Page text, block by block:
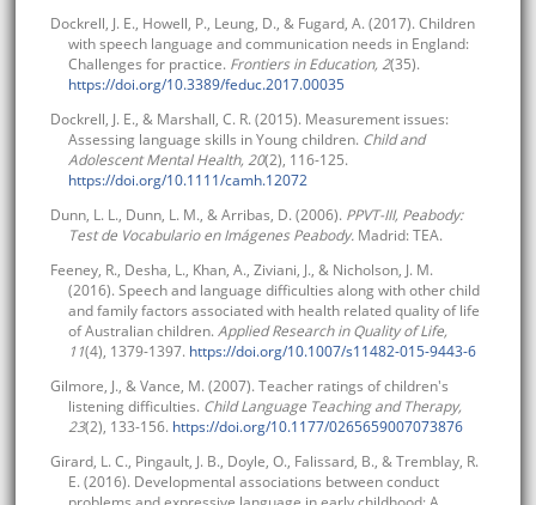
Dockrell, J. E., Howell, P., Leung, D., & Fugard, A. (2017). Children
with speech language and communication needs in England:
Challenges for practice. Frontiers in Education, 2(35).
https://doi.org/10.3389/feduc.2017.00035
Dockrell, J. E., & Marshall, C. R. (2015). Measurement issues:
Assessing language skills in Young children. Child and
Adolescent Mental Health, 20(2), 116-125.
https://doi.org/10.1111/camh.12072
Dunn, L. L., Dunn, L. M., & Arribas, D. (2006). PPVT-III, Peabody:
Test de Vocabulario en Imágenes Peabody.Madrid: TEA.
Feeney, R., Desha, L., Khan, A., Ziviani, J., & Nicholson, J. M.
(2016). Speech and language difficulties along with other child
and family factors associated with health related quality of life
of Australian children. Applied Research in Quality of Life,
11(4), 1379-1397. https://doi.org/10.1007/s11482-015-9443-6
Gilmore, J., & Vance, M. (2007). Teacher ratings of children's
listening difficulties. Child Language Teaching and Therapy,
23(2), 133-156. https://doi.org/10.1177/0265659007073876
Girard, L. C., Pingault, J. B., Doyle, O., Falissard, B., & Tremblay, R.
E. (2016). Developmental associations between conduct